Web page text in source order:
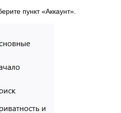
пункт «Аккаунт».